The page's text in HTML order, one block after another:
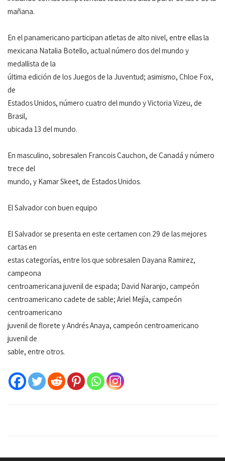
mañana.
En el panamericano participan atletas de alto nivel, entre ellas la
mexicana Natalia Botello, actual número dos del mundo y
medallista de la
última edición de los Juegos de la Juventud; asimismo, Chloe Fox,
de
Estados Unidos, número cuatro del mundo y Victoria Vizeu, de
Brasil,
ubicada 13 del mundo.
En masculino, sobresalen Francois Cauchon, de Canadá y número
trece del
mundo, y Kamar Skeet, de Estados Unidos.
El Salvador con buen equipo
El Salvador se presenta en este certamen con 29 de las mejores
cartas en
estas categorías, entre los que sobresalen Dayana Ramirez,
campeona
centroamericana juvenil de espada; David Naranjo, campeón
centroamericano cadete de sable; Ariel Mejía, campeón
centroamericano
juvenil de florete y Andrés Anaya, campeón centroamericano
juvenil de
sable, entre otros.